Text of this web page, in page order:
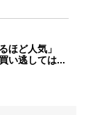
ほど人気」
い逃しては...